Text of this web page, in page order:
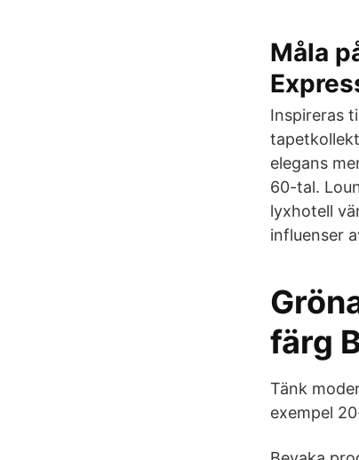
Måla
Inspireras
elegans
60-tal.
lyxhotell
influenser
färg
Tänk
exempel